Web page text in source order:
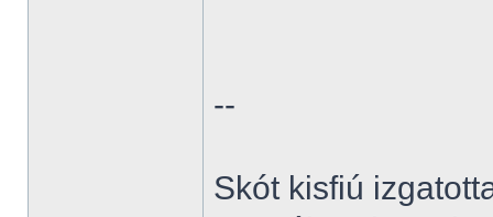
--
Skót kisfiú